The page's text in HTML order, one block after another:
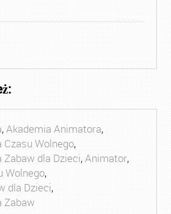
,Akademia Animatora,
Wolnego,
dla Dzieci,Animator,
Wolnego,
dla Dzieci,
Zabaw